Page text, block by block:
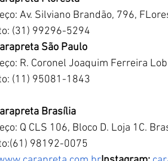
Av. Silviano Brandão, 796,
(31) 99296-5294
São Paulo
R. Coronel Joaquim Ferreira
(11) 95081-1843
Brasília
Q CLS 106, Bloco D. Loja 1C.
98192-0075